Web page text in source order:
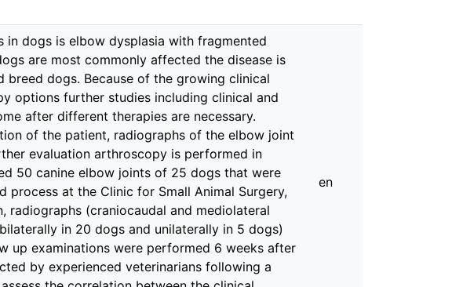
dogs is elbow dysplasia with fragmented
are most commonly affected the disease is
breed dogs. Because of the growing clinical
options further studies including clinical and
after different therapies are necessary.
of the patient, radiographs of the elbow joint
evaluation arthroscopy is performed in
50 canine elbow joints of 25 dogs that were
at the Clinic for Small Animal Surgery,
radiographs (craniocaudal and mediolateral
in 20 dogs and unilaterally in 5 dogs)
up examinations were performed 6 weeks after
by experienced veterinarians following a
en